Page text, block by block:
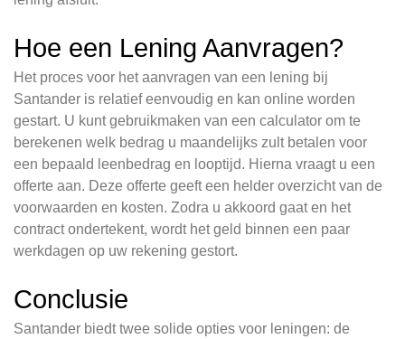
Hoe een Lening Aanvragen?
Het proces voor het aanvragen van een lening bij
Santander is relatief eenvoudig en kan online worden
gestart. U kunt gebruikmaken van een calculator om te
berekenen welk bedrag u maandelijks zult betalen voor
een bepaald leenbedrag en looptijd. Hierna vraagt u een
offerte aan. Deze offerte geeft een helder overzicht van de
voorwaarden en kosten. Zodra u akkoord gaat en het
contract ondertekent, wordt het geld binnen een paar
werkdagen op uw rekening gestort.
Conclusie
Santander biedt twee solide opties voor leningen: de